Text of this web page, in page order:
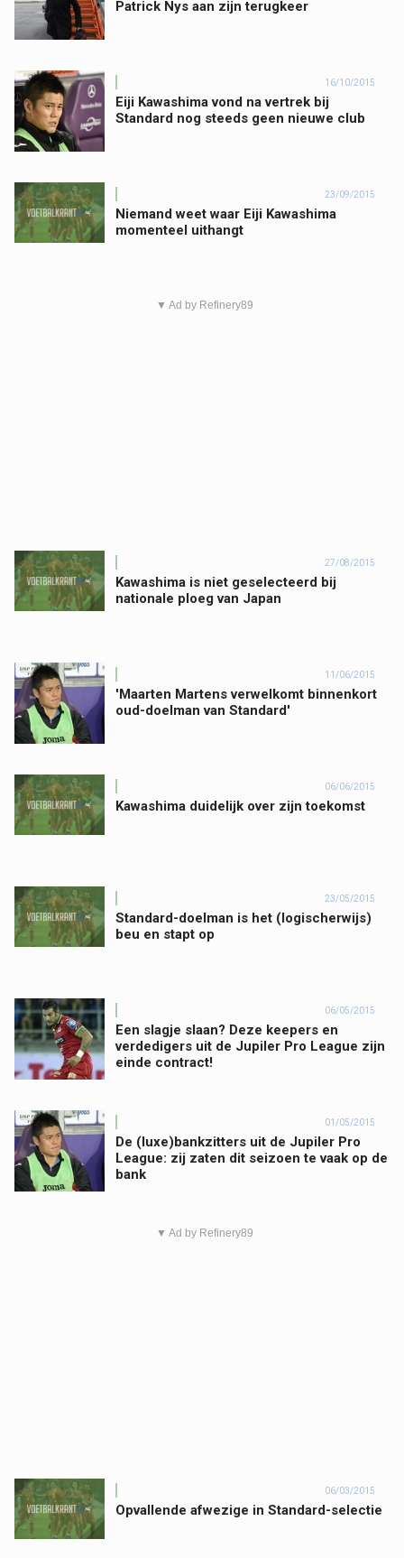
Patrick Nys aan zijn terugkeer
16/10/2015
Eiji Kawashima vond na vertrek bij
Standard nog steeds geen nieuwe club
23/09/2015
Niemand weet waar Eiji Kawashima
momenteel uithangt
▼ Ad by Refinery89
27/08/2015
Kawashima is niet geselecteerd bij
nationale ploeg van Japan
11/06/2015
'Maarten Martens verwelkomt binnenkort
oud-doelman van Standard'
06/06/2015
Kawashima duidelijk over zijn toekomst
23/05/2015
Standard-doelman is het (logischerwijs)
beu en stapt op
06/05/2015
Een slagje slaan? Deze keepers en
verdedigers uit de Jupiler Pro League zijn
einde contract!
01/05/2015
De (luxe)bankzitters uit de Jupiler Pro
League: zij zaten dit seizoen te vaak op de
bank
▼ Ad by Refinery89
06/03/2015
Opvallende afwezige in Standard-selectie